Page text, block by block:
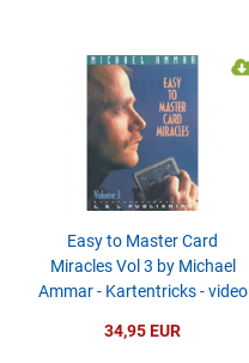
Easy to Master Card
Miracles Vol 3 by Michael
Ammar - Kartentricks - video
34,95 EUR